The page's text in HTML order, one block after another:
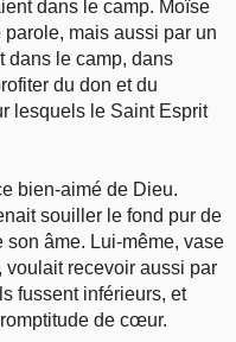
dans le camp. Moïse
mais aussi par un
dans le camp, dans
du don et du
lesquels le Saint Esprit
bien-aimé de Dieu.
souiller le fond pur de
âme. Lui-même, vase
voulait recevoir aussi par
fussent inférieurs, et
de cœur.